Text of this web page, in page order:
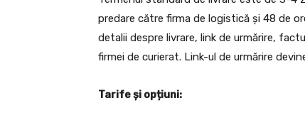
predare către firma de logistică și 48 de
detalii despre livrare, link de urmărire,
firmei de curierat. Link-ul de urmărire
Tarife și opțiuni: